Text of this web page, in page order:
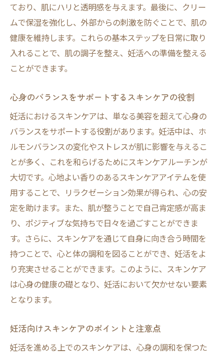
ており、肌にハリと透明感を与えます。最後に、クリー
ムで保湿を強化し、外部からの刺激を防ぐことで、肌の
健康を維持します。これらの基本ステップを日常に取り
入れることで、肌の調子を整え、妊活への準備を整える
ことができます。
心身のバランスをサポートするスキンケアの役割
妊活におけるスキンケアは、単なる美容を超えて心身の
バランスをサポートする役割があります。妊活中は、ホ
ルモンバランスの変化やストレスが肌に影響を与えるこ
とが多く、これを和らげるためにスキンケアルーチンが
大切です。心地よい香りのあるスキンケアアイテムを使
用することで、リラクゼーション効果が得られ、心の安
定を助けます。また、肌が整うことで自己肯定感が高ま
り、ポジティブな気持ちで日々を過ごすことができま
す。さらに、スキンケアを通じて自身に向き合う時間を
持つことで、心と体の調和を図ることができ、妊活をよ
り充実させることができます。このように、スキンケア
は心身の健康の礎となり、妊活において欠かせない要素
となります。
妊活向けスキンケアのポイントと注意点
妊活を進める上でのスキンケアは、心身の調和を保つた